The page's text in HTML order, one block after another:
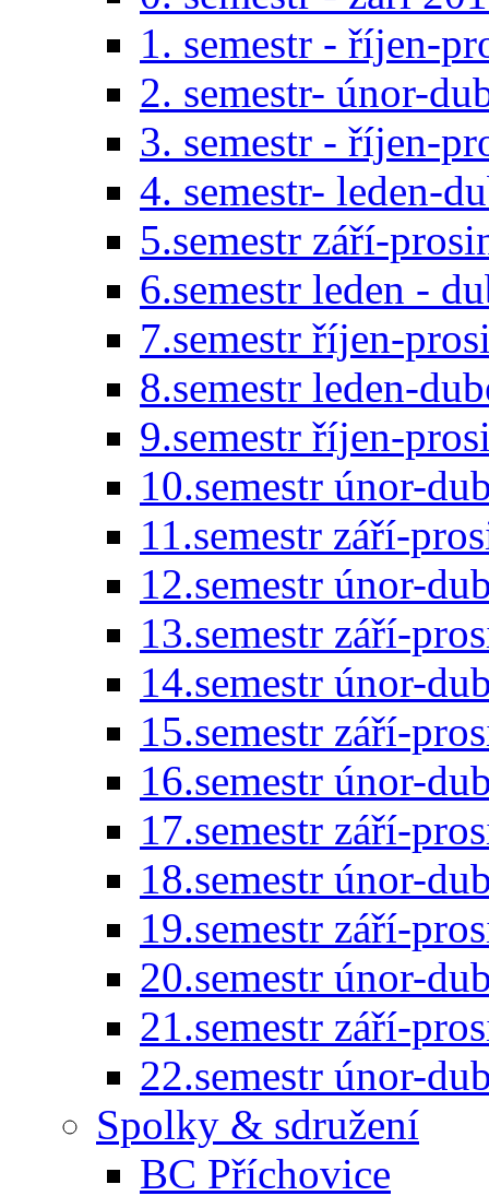
1. semestr - říjen-
2. semestr- únor-
3. semestr - říjen-
4. semestr- leden-
5.semestr září-
6.semestr leden -
7.semestr říjen-
8.semestr leden-
9.semestr říjen-
10.semestr únor-
11.semestr září-
12.semestr únor-
13.semestr září-
14.semestr únor-
15.semestr září-
16.semestr únor-
17.semestr září-
18.semestr únor-
19.semestr září-
20.semestr únor-
21.semestr září-
22.semestr únor-
Spolky & sdružení
BC Příchovice